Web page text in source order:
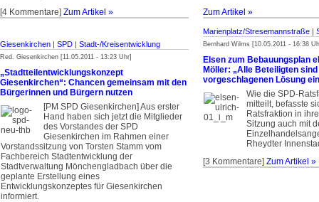
[4 Kommentare] Zum Artikel »
Zum Artikel »
Giesenkirchen | SPD | Stadt-/Kreisentwicklung
Red. Giesenkirchen [11.05.2011 - 13:23 Uhr]
„Stadtteilentwicklungskonzept
Giesenkirchen“: Chancen gemeinsam mit den
Bürgerinnen und Bürgern nutzen
[PM SPD Giesenkirchen] Aus erster
Hand haben sich jetzt die Mitglieder
des Vorstandes der SPD
Giesenkirchen im Rahmen einer
Vorstandssitzung von Torsten Stamm vom
Fachbereich Stadtentwicklung der
Stadtverwaltung Mönchengladbach über die
geplante Erstellung eines
Entwicklungskonzeptes für Giesenkirchen
informiert.
Marienplatz/Strese­mann­straße |
Bernhard Wilms [10.05.2011 - 16:38
Elsen zum Bebauungsplan
Möller: „Alle Beteiligten
vorgeschlagenen Lösung
Wie die SPD-
mitteilt, befasste
Ratsfraktion in
Sitzung auch mit
Rheydter
[3 Kommentare] Zum Artikel »